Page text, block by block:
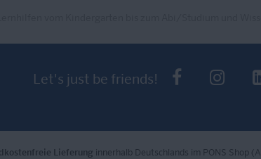
Let's just be friends! PONS bei
Lieferung innerhalb Deutschlands im PONS Shop